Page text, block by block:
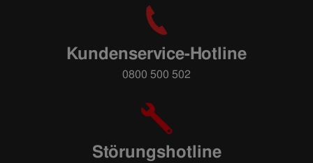
Kundenservice-Hotline
0800 500 502
Störungshotline